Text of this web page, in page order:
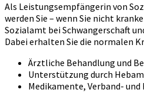
Als Leistungsempfängerin von
werden Sie – wenn Sie nicht
Sozialamt bei Schwangerschaft
Dabei erhalten Sie die normalen
Ärztliche Behandlung und
Unterstützung durch
Medikamente, Verband-